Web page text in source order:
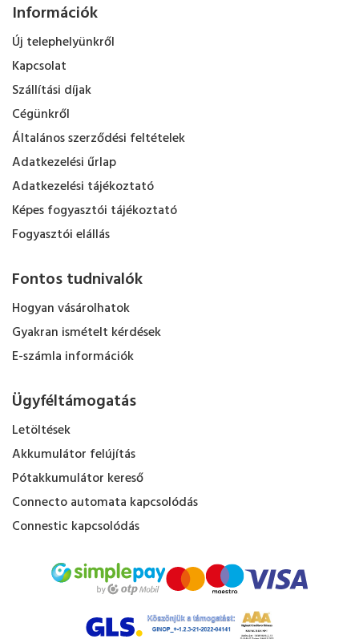
Információk
Új telephelyünkről
Kapcsolat
Szállítási díjak
Cégünkről
Általános szerződési feltételek
Adatkezelési űrlap
Adatkezelési tájékoztató
Képes fogyasztói tájékoztató
Fogyasztói elállás
Fontos tudnivalók
Hogyan vásárolhatok
Gyakran ismételt kérdések
E-számla információk
Ügyféltámogatás
Letöltések
Akkumulátor felújítás
Pótakkumulátor kereső
Connecto automata kapcsolódás
Connestic kapcsolódás